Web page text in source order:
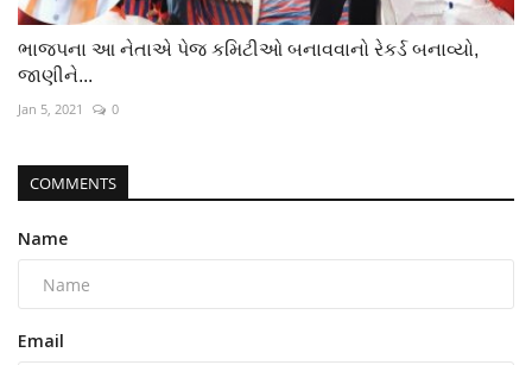
ભાજપના આ નેતાએ પેજ કમિટીઓ બનાવવાનો રેકર્ડ બનાવ્યો,
જાણીને...
Jan 5, 2021 0
COMMENTS
Name
Email